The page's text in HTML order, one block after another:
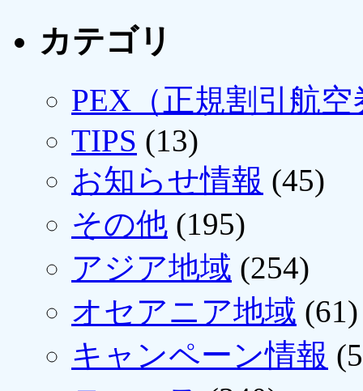
カテゴリ
PEX（正規割引航空
TIPS (13)
お知らせ情報 (45)
その他 (195)
アジア地域 (254)
オセアニア地域 (61)
キャンペーン情報